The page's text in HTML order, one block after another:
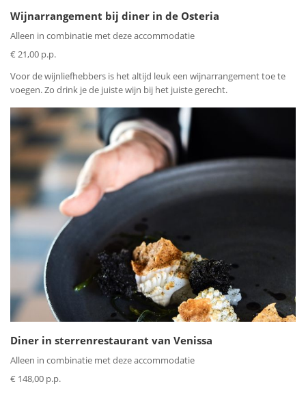
Wijnarrangement bij diner in de Osteria
Alleen in combinatie met deze accommodatie
€ 21,00 p.p.
Voor de wijnliefhebbers is het altijd leuk een wijnarrangement toe te
voegen. Zo drink je de juiste wijn bij het juiste gerecht.
Diner in sterrenrestaurant van Venissa
Alleen in combinatie met deze accommodatie
€ 148,00 p.p.